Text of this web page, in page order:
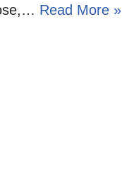
Read More »